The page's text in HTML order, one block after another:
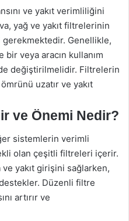
ve yakıt verimliliğini
yağ ve yakıt filtrelerinin
Genellikle,
veya aracın kullanım
değiştirilmelidir. Filtrelerin
uzatır ve yakıt
ve Önemi Nedir?
sistemlerin verimli
olan çeşitli filtreleri içerir.
yakıt girişini sağlarken,
Düzenli filtre
artırır ve